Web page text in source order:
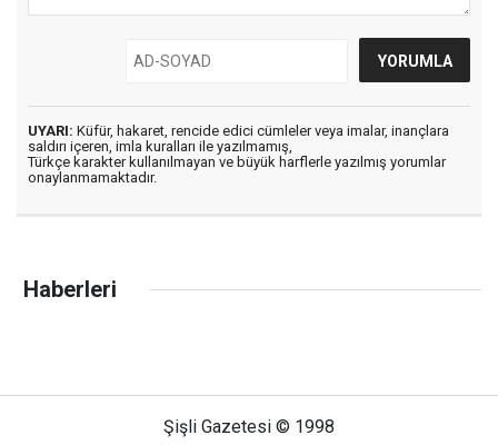
UYARI: Küfür, hakaret, rencide edici cümleler veya imalar, inançlara
saldırı içeren, imla kuralları ile yazılmamış,
Türkçe karakter kullanılmayan ve büyük harflerle yazılmış yorumlar
onaylanmamaktadır.
Haberleri
Şişli Gazetesi © 1998